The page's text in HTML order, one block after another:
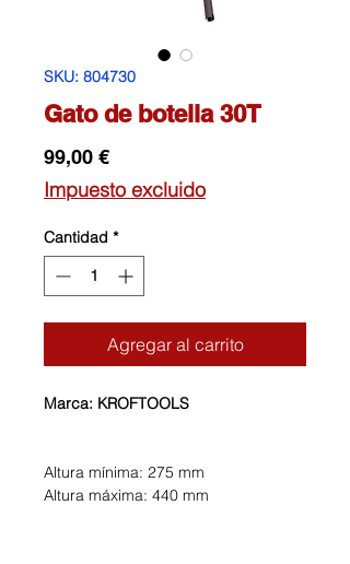
SKU: 804730
Gato de botella 30T
99,00 €Precio
Impuesto excluido
Cantidad *
Agregar al carrito
Marca: KROFTOOLS
Altura mínima: 275 mm
Altura máxima: 440 mm